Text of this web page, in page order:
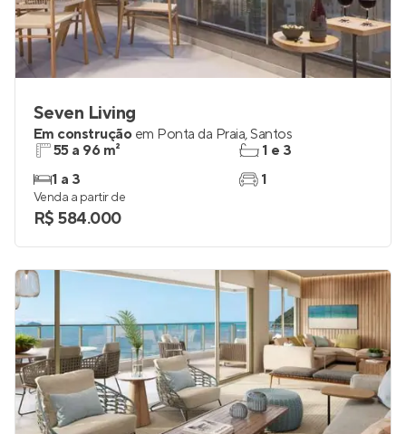
Seven Living
Em construção em Ponta da Praia,Santos
55 a 96 m²
1 a 3
1 e 3
1
Venda a partir de
R$ 584.000